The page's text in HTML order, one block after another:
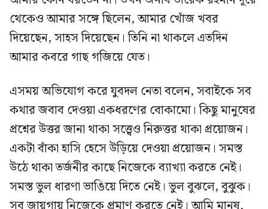
থেকেও আমার সঙ্গে ছিলেন, আমার খোঁজ খবর
দিয়েছেন, সাহস দিয়েছেন। তিনি না থাকলে এতদিন
আমার কবরে গাছ গজিয়ে যেত।
এসময় অভিযোগ করে যুবদল নেতা বলেন, সবাইকে সব
কথার জবাব দেওয়া একধরণের বোকামো। কিছু মানুষের
প্রশ্নের উত্তর জানা থাকা সত্ত্বেও নিরুত্তর থাকা প্রয়োজন।
একটা বাঁকা হাসি হেসে উড়িয়ে দেওয়া প্রয়োজন। সমস্ত
উঠে থাকা তর্জনীর কাছে নিজেকে ব্যাখ্যা করতে নেই।
সমস্ত ভুল ধারণা ভাঙিয়ে দিতে নেই। ভুল বুঝলে, বুঝুক।